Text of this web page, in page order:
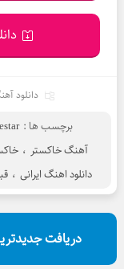
دانلود
برچسب ها :
آهنگ خاکستر ،
دانلود اهنگ ایرانی ،
دریافت